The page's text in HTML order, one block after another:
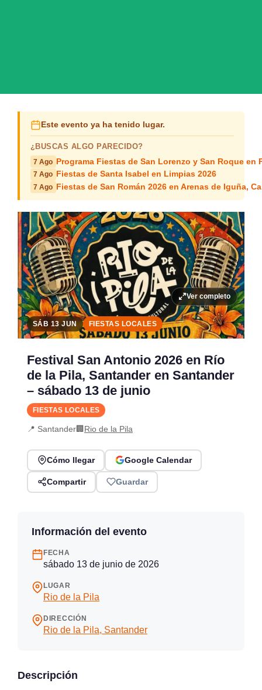
Este evento ya ha tenido lugar.
¿BUSCAS ALGO PARECIDO?
7 Ago Programa Fiestas de San Lorenzo y San Roque en
7 Ago Fiestas de Santa Isabel en Limpias 2026
7 Ago Fiestas de San Román 2026 en Arenas de Iguña,
Ver completo
SÁB 13 JUN FIESTAS LOCALES
Festival San Antonio 2026 en Río
de la Pila, Santander en Santander
– sábado 13 de junio
FIESTAS LOCALES
📍 Santander🏢Rio de la Pila
Cómo llegar Google Calendar
Compartir Guardar
Información del evento
FECHA
sábado 13 de junio de 2026
LUGAR
Rio de la Pila
DIRECCIÓN
Rio de la Pila, Santander
Descripción